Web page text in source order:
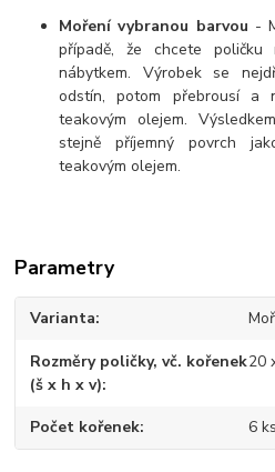
Moření vybranou barvou -
případě, že chcete
nábytkem. Výrobek se
odstín, potom přebrousí a
teakovým olejem.
stejně příjemný povrch
teakovým olejem.
Parametry
Varianta
Rozměry poličky, vč. kořenek
(š x h x v)
20
Počet kořenek 6 ks